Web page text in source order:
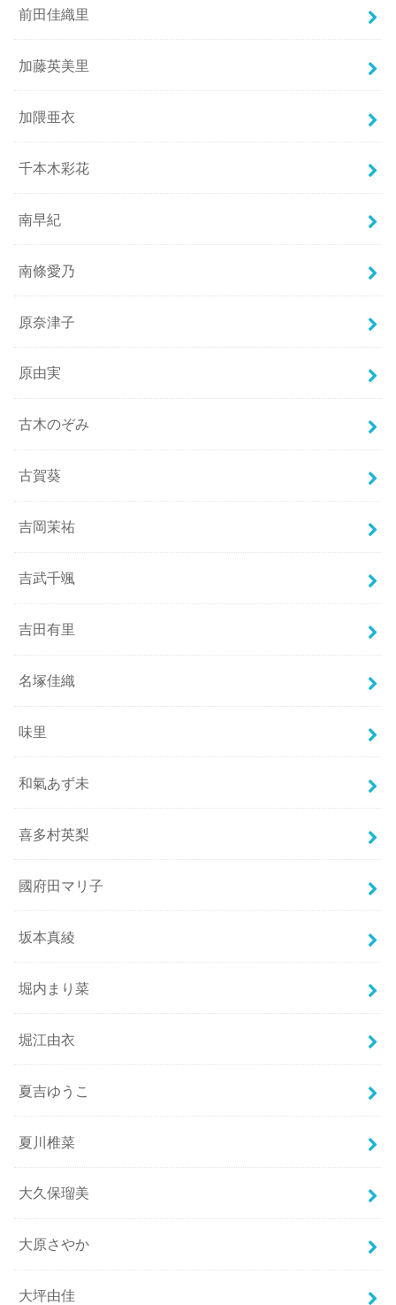
前田佳織里
加藤英美里
加隈亜衣
千本木彩花
南早紀
南條愛乃
原奈津子
原由実
古木のぞみ
古賀葵
吉岡茉祐
吉武千颯
吉田有里
名塚佳織
味里
和氣あず未
喜多村英梨
國府田マリ子
坂本真綾
堀内まり菜
堀江由衣
夏吉ゆうこ
夏川椎菜
大久保瑠美
大原さやか
大坪由佳